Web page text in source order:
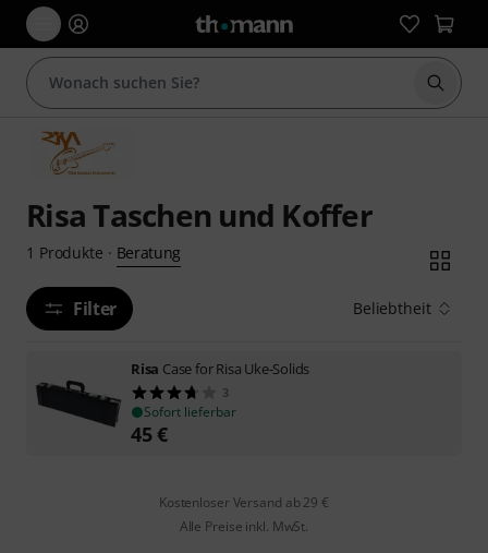
Suche
Risa Taschen und Koffer
1 Produkte · Beratung
Filter Beliebtheit
Risa Case for Risa Uke-Solids
3
Sofort lieferbar
45€
Kostenloser Versand ab 29 €
Alle Preise inkl. MwSt.